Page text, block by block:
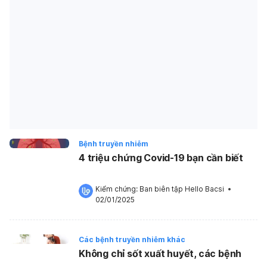
Bệnh truyền nhiễm
4 triệu chứng Covid-19 bạn cần biết
Kiểm chứng: Ban biên tập Hello Bacsi •
02/01/2025
Các bệnh truyền nhiễm khác
Không chỉ sốt xuất huyết, các bệnh